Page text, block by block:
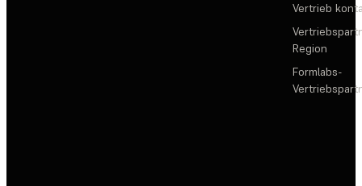
Vertrieb
Region
Formlabs-